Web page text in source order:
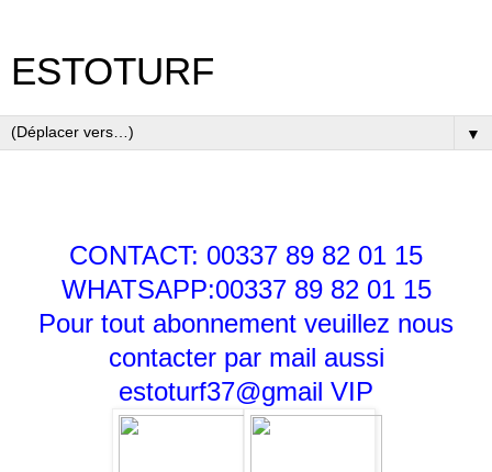
ESTOTURF
▼
CONTACT: 00337 89 82 01 15
WHATSAPP:00337 89 82 01 15
Pour tout abonnement veuillez nous
contacter par mail aussi
estoturf37@gmail VIP